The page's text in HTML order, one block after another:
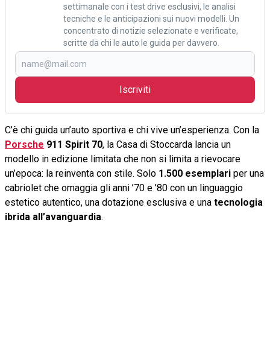
settimanale con i test drive esclusivi, le analisi
tecniche e le anticipazioni sui nuovi modelli. Un
concentrato di notizie selezionate e verificate,
scritte da chi le auto le guida per davvero.
Iscriviti
C’è chi guida un’auto sportiva e chi vive un’esperienza. Con la
Porsche 911 Spirit 70, la Casa di Stoccarda lancia un
modello in edizione limitata che non si limita a rievocare
un’epoca: la reinventa con stile. Solo 1.500 esemplari per una
cabriolet che omaggia gli anni ’70 e ’80 con un linguaggio
estetico autentico, una dotazione esclusiva e una tecnologia
ibrida all’avanguardia.